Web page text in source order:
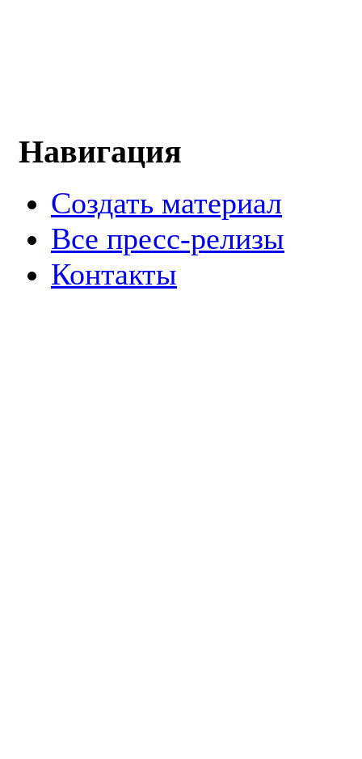
Навигация
Создать материал
Все пресс-релизы
Контакты